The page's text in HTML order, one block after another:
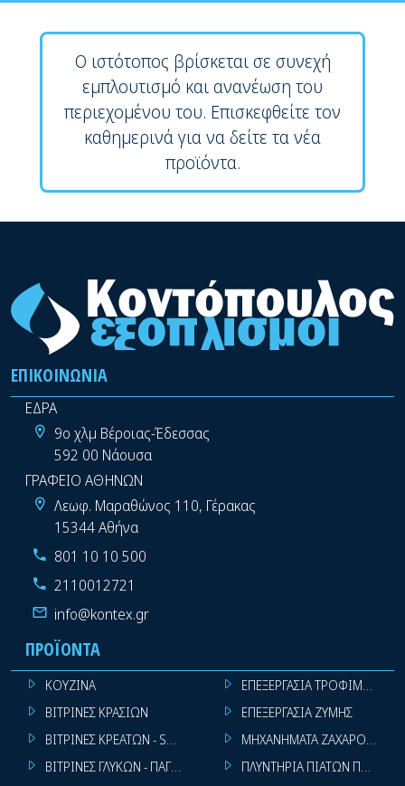
Ο ιστότοπος βρίσκεται σε συνεχή
εμπλουτισμό και ανανέωση του
περιεχομένου του. Επισκεφθείτε τον
καθημερινά για να δείτε τα νέα
προϊόντα.
ΕΠΙΚΟΙΝΩΝΊΑ
ΕΔΡΑ
9ο χλμ Βέροιας-Έδεσσας
592 00 Νάουσα
ΓΡΑΦΕΙΟ ΑΘΗΝΩΝ
Λεωφ. Μαραθώνος 110, Γέρακας
15344 Αθήνα
801 10 10 500
2110012721
info@kontex.gr
ΠΡΟΪΌΝΤΑ
ΚΟΥΖΙΝΑ
ΒΙΤΡΙΝΕΣ ΚΡΑΣΙΩΝ
ΒΙΤΡΙΝΕΣ ΚΡΕΑΤΩΝ - SUPER MARKET
ΒΙΤΡΙΝΕΣ ΓΛΥΚΩΝ - ΠΑΓΩΤΩΝ
ΕΠΕΞΕΡΓΑΣΙΑ ΤΡΟΦΙΜΩΝ
ΕΠΕΞΕΡΓΑΣΙΑ ΖΥΜΗΣ
ΜΗΧΑΝΗΜΑΤΑ
ΠΛΥΝΤΗΡΙΑ ΠΙΑΤΩΝ